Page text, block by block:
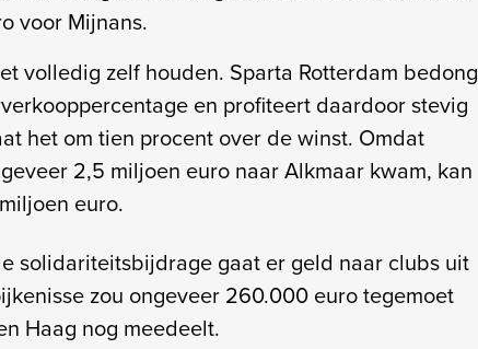
voor Mijnans.
volledig zelf houden. Sparta Rotterdam bedong
en profiteert daardoor stevig
het om tien procent over de winst. Omdat
2,5 miljoen euro naar Alkmaar kwam, kan
euro.
solidariteitsbijdrage gaat er geld naar clubs uit
zou ongeveer 260.000 euro tegemoet
Haag nog meedeelt.